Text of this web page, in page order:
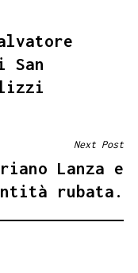
San
Next Post
Lanza e
rubata.